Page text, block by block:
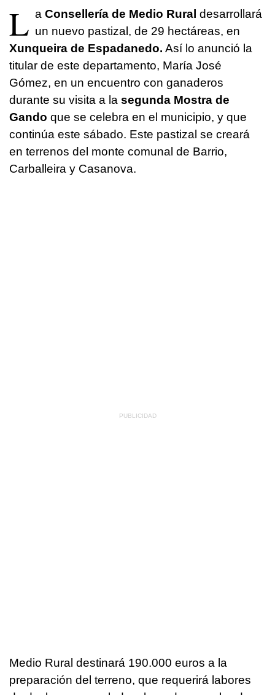
L a Consellería de Medio Rural desarrollará
un nuevo pastizal, de 29 hectáreas, en
Xunqueira de Espadanedo. Así lo anunció la
titular de este departamento, María José
Gómez, en un encuentro con ganaderos
durante su visita a la segunda Mostra de
Gando que se celebra en el municipio, y que
continúa este sábado. Este pastizal se creará
en terrenos del monte comunal de Barrio,
Carballeira y Casanova.
Medio Rural destinará 190.000 euros a la
preparación del terreno, que requerirá labores